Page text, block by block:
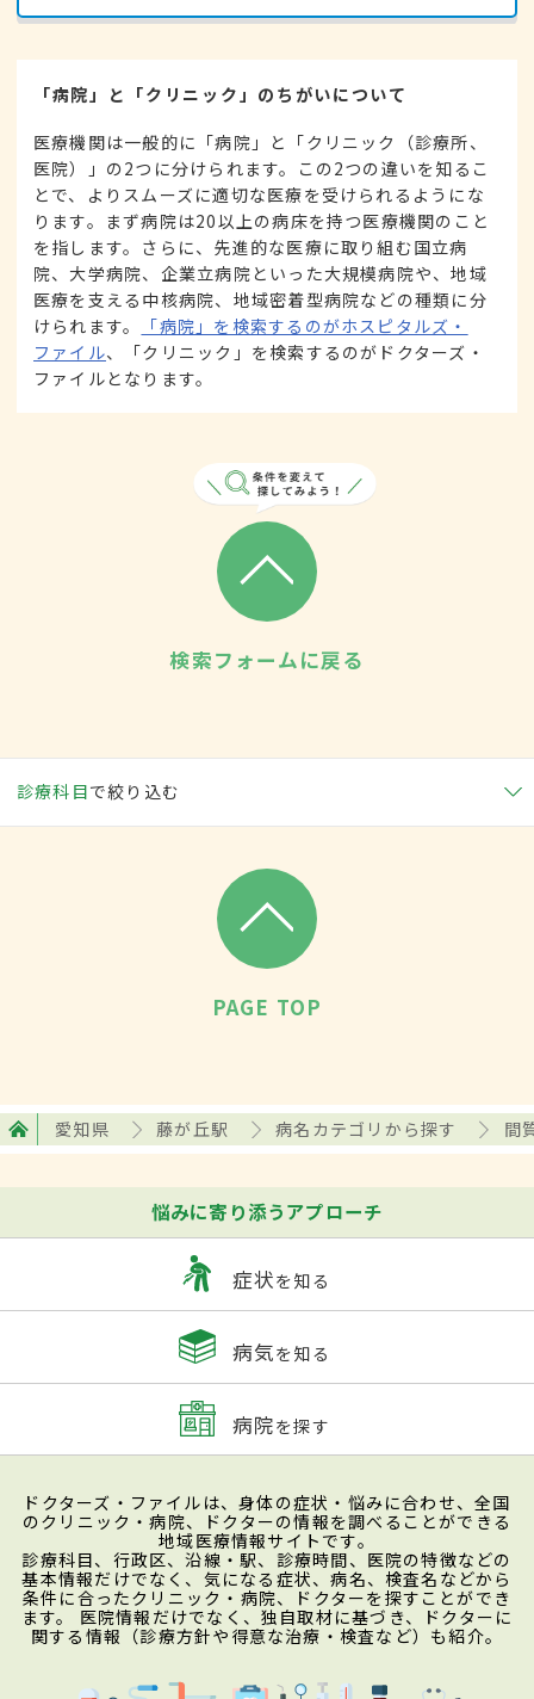
「病院」と「クリニック」のちがいについて
医療機関は一般的に「病院」と「クリニック（診療所、
医院）」の2つに分けられます。この2つの違いを知るこ
とで、よりスムーズに適切な医療を受けられるようにな
ります。まず病院は20以上の病床を持つ医療機関のこと
を指します。さらに、先進的な医療に取り組む国立病
院、大学病院、企業立病院といった大規模病院や、地域
医療を支える中核病院、地域密着型病院などの種類に分
けられます。
「病院」を検索するのがホスピタルズ・
ファイル、「クリニック」を検索するのがドクターズ・
ファイルとなります。
検索フォームに戻る
診療科目で絞り込む
PAGE TOP
愛知県 藤が丘駅 病名カテゴリから探す 間
悩みに寄り添うアプローチ
症状を知る
病気を知る
病院を探す
ドクターズ・ファイルは、身体の症状・悩みに合わせ、全国
のクリニック・病院、ドクターの情報を調べることができる
地域医療情報サイトです。
診療科目、行政区、沿線・駅、診療時間、医院の特徴などの
基本情報だけでなく、気になる症状、病名、検査名などから
条件に合ったクリニック・病院、ドクターを探すことができ
ます。 医院情報だけでなく、独自取材に基づき、ドクターに
関する情報（診療方針や得意な治療・検査など）も紹介。